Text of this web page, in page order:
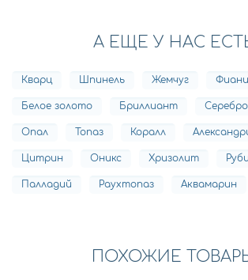
А ЕЩЕ У НАС
Кварц Шпинель Жемчуг
Белое золото Бриллиант Серебро
Опал Топаз Коралл
Цитрин Оникс Хризолит
Палладий Раухтопаз Аквамарин
ПОХОЖИЕ